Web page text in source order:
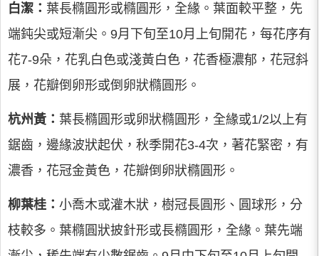
白潔： 葉長橢圓形或橢圓形，全緣。葉面較平整，先
端鈍尖或短漸尖。9月下旬至10月上旬開花，每花序有
花7-9朵，花乳白色或淺黃白色，花香極濃郁，花冠斜
展，花瓣倒卵形或倒卵狀橢圓形。
杭州黃： 葉長橢圓形或卵狀橢圓形，全緣或1/2以上有
鋸齒，邊緣波狀起伏，秋季開花3-4次，著花緊密，有
濃香，花冠金黃色，花瓣倒卵狀橢圓形。
柳葉桂： 小喬木或灌木狀，樹冠長圓形、圓球形，分
枝較多。葉橢圓狀披針形或長橢圓形，全緣。葉先端